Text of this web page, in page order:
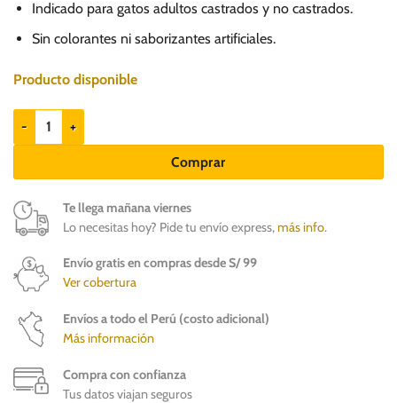
Indicado para gatos adultos castrados y no castrados.
Sin colorantes ni saborizantes artificiales.
Producto disponible
Guabi Natural GF Gatos Adultos Pollo, Salmón y Vegetales x 85gr
Comprar
Te llega mañana viernes
Lo necesitas hoy? Pide tu envío express,más info.
Envío gratis en compras desde S/ 99
Ver cobertura
Envíos a todo el Perú (costo adicional)
Más información
Compra con confianza
Tus datos viajan seguros